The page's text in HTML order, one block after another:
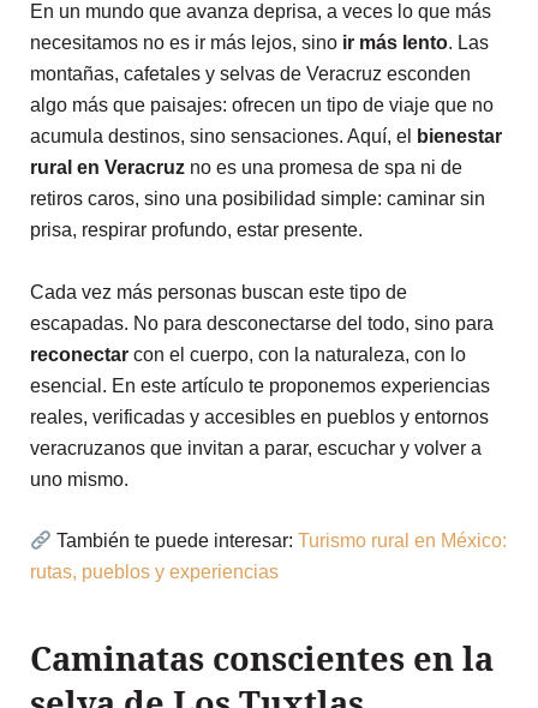
En un mundo que avanza deprisa, a veces lo que más
necesitamos no es ir más lejos, sino ir más lento. Las
montañas, cafetales y selvas de Veracruz esconden
algo más que paisajes: ofrecen un tipo de viaje que no
acumula destinos, sino sensaciones. Aquí, el
bienestar
rural en Veracruzno es una promesa de spa ni de
retiros caros, sino una posibilidad simple: caminar sin
prisa, respirar profundo, estar presente.
Cada vez más personas buscan este tipo de
escapadas. No para desconectarse del todo, sino para
reconectarcon el cuerpo, con la naturaleza, con lo
esencial. En este artículo te proponemos experiencias
reales, verificadas y accesibles en pueblos y entornos
veracruzanos que invitan a parar, escuchar y volver a
uno mismo.
También te puede interesar: Turismo rural en México:
rutas, pueblos y experiencias
Caminatas conscientes en la